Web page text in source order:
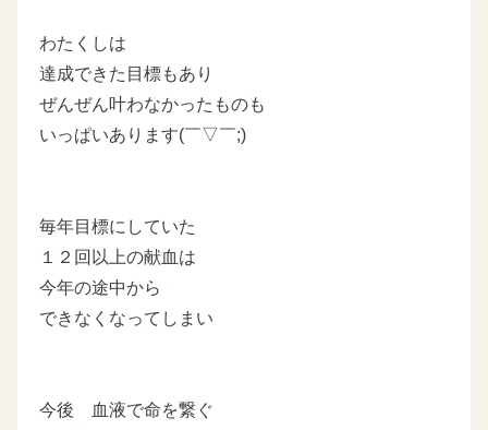
わたくしは
達成できた目標もあり
ぜんぜん叶わなかったものも
いっぱいあります(￣▽￣;)
毎年目標にしていた
１２回以上の献血は
今年の途中から
できなくなってしまい
今後 血液で命を繋ぐ